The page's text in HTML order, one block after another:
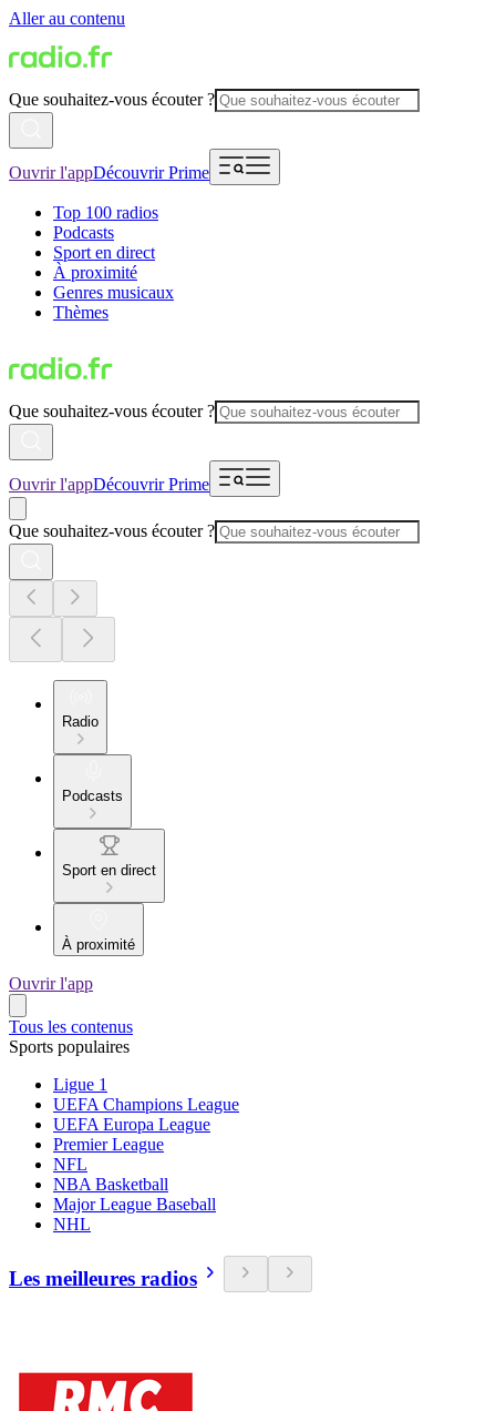
Aller au contenu
Que souhaitez-vous écouter ?
Ouvrir l'appDécouvrir Prime
Top 100 radios
Podcasts
Sport en direct
À proximité
Genres musicaux
Thèmes
Que souhaitez-vous écouter ?
Ouvrir l'appDécouvrir Prime
Que souhaitez-vous écouter ?
Radio
Podcasts
Sport en direct
À proximité
Ouvrir l'app
Tous les contenus
Sports populaires
Ligue 1
UEFA Champions League
UEFA Europa League
Premier League
NFL
NBA Basketball
Major League Baseball
NHL
Les meilleures radios